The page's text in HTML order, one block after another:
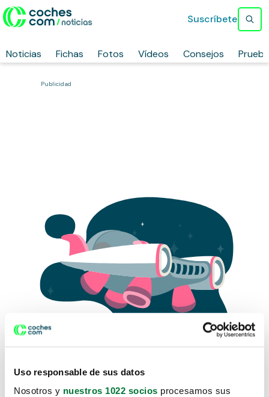
Uso responsable de sus datos
Nosotros y nuestros 1022 socios procesamos sus
Noticias Fichas Fotos Vídeos Consejos
Suscríbete
Publicidad